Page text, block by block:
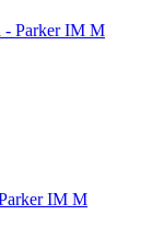
IM M